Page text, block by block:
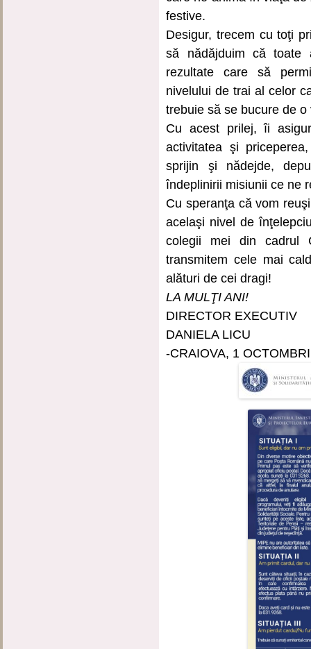
festive.
Desigur, trecem cu toţi
să nădăjduim că toate
rezultate care să
nivelului de trai al celor
trebuie să se bucure de
Cu acest prilej, îi
activitatea şi
sprijin şi nădejde,
îndeplinirii misiunii ce ne
Cu speranţa că vom
acelaşi nivel de
colegii mei din cadrul
transmitem cele mai
alături de cei dragi!
LA MULŢI ANI!
DIRECTOR EXECUTIV
DANIELA LICU
-CRAIOVA, 1